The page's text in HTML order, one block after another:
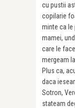
cu pustii
copilarie
minte ca le
mamei,
care le
mergeam
Plus ca,
daca
Sotron,
stateam